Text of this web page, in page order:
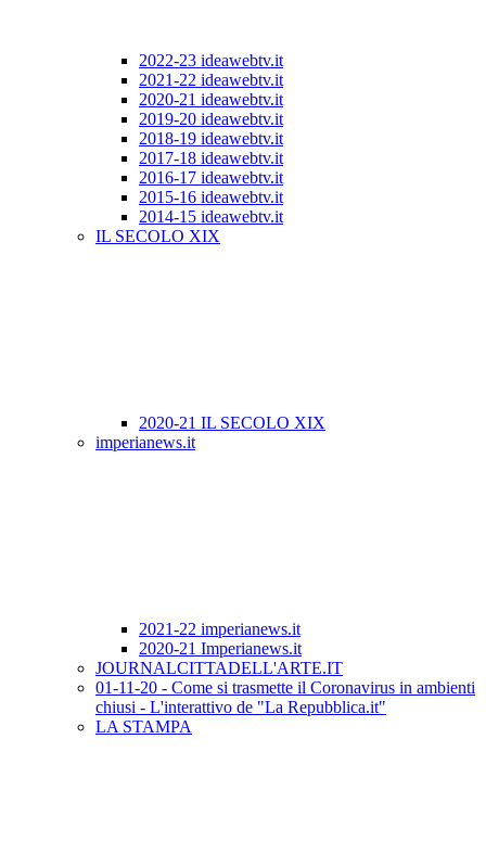
2022-23 ideawebtv.it
2021-22 ideawebtv.it
2020-21 ideawebtv.it
2019-20 ideawebtv.it
2018-19 ideawebtv.it
2017-18 ideawebtv.it
2016-17 ideawebtv.it
2015-16 ideawebtv.it
2014-15 ideawebtv.it
IL SECOLO XIX
2020-21 IL SECOLO XIX
imperianews.it
2021-22 imperianews.it
2020-21 Imperianews.it
JOURNALCITTADELL'ARTE.IT
01-11-20 - Come si trasmette il Coronavirus in ambienti
chiusi - L'interattivo de "La Repubblica.it"
LA STAMPA